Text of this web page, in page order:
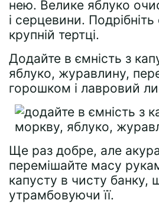
нею. Велике яблуко
і серцевини.
крупній тертці.
Додайте в ємність з
яблуко, журавлину,
горошком і лавровий
Ще раз добре, але
перемішайте масу
капусту в чисту банку,
утрамбовуючи її.